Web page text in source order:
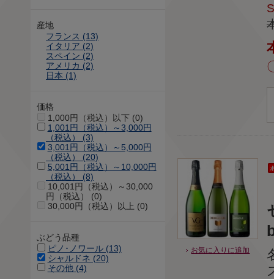
お気に入りに追加
産地
フランス (13)
イタリア (2)
スペイン (2)
アメリカ (2)
日本 (1)
価格
1,000円（税込）以下 (0)
1,001円（税込）～3,000円
（税込） (3)
3,001円（税込）～5,000円
（税込） (20)
5,001円（税込）～10,000円
（税込） (8)
10,001円（税込）～30,000
円（税込） (0)
30,000円（税込）以上 (0)
ぶどう品種
ピノ･ノワール (13)
シャルドネ (20)
その他 (4)